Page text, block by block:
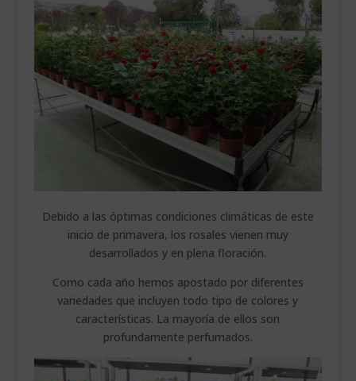
Debido a las óptimas condiciones climáticas de este
inicio de primavera, los rosales vienen muy
desarrollados y en plena floración.
Como cada año hemos apostado por diferentes
variedades que incluyen todo tipo de colores y
características. La mayoría de ellos son
profundamente perfumados.